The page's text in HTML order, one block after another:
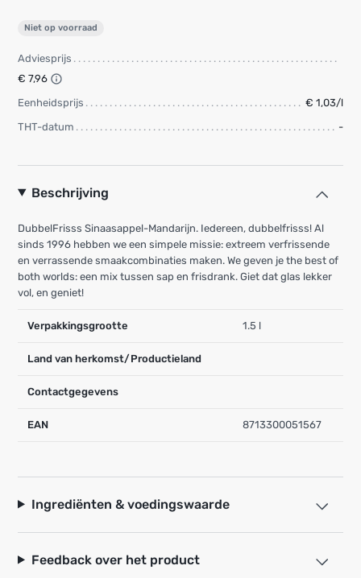
Niet op voorraad
Adviesprijs
€ 7,96
Eenheidsprijs
€ 1,03/l
THT-datum
-
Beschrijving
DubbelFrisss Sinaasappel-Mandarijn. Iedereen, dubbelfrisss! Al
sinds 1996 hebben we een simpele missie: extreem verfrissende
en verrassende smaakcombinaties maken. We geven je the best of
both worlds: een mix tussen sap en frisdrank. Giet dat glas lekker
vol, en geniet!
Verpakkingsgrootte 1.5 l
Land van herkomst/Productieland
Contactgegevens
EAN 8713300051567
Ingrediënten & voedingswaarde
Feedback over het product